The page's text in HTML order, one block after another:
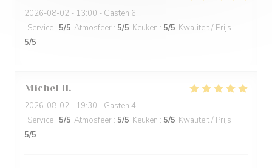
2026-08-02 - 13:00 - Gasten 6
Service : 5/5 Atmosfeer : 5/5 Keuken : 5/5 Kwaliteit / Prijs :
5/5
Michel H
2026-08-02 - 19:30 - Gasten 4
Service : 5/5 Atmosfeer : 5/5 Keuken : 5/5 Kwaliteit / Prijs :
5/5